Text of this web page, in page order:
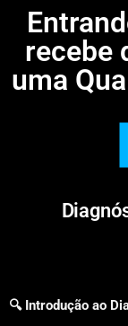
recebe
uma
🔍 Introdução ao